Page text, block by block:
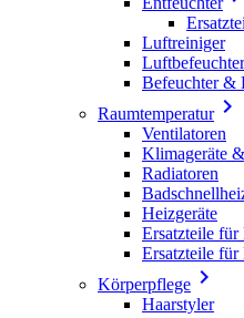
Luftreiniger
Luftbefeuchter
Befeuchter &
Raumtemperatur
Ventilatoren
Klimageräte
Radiatoren
Heizgeräte
Ersatzteile für
Ersatzteile für
Körperpflege 
Haarstyler